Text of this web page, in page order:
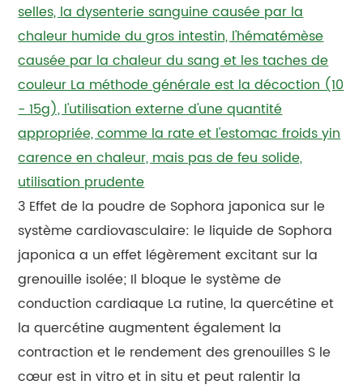
selles, la dysenterie sanguine causée par la
chaleur humide du gros intestin, l'hématémèse
causée par la chaleur du sang et les taches de
couleur La méthode générale est la décoction (10
- 15g), l'utilisation externe d'une quantité
appropriée, comme la rate et l'estomac froids yin
carence en chaleur, mais pas de feu solide,
utilisation prudente
3 Effet de la poudre de Sophora japonica sur le
système cardiovasculaire: le liquide de Sophora
japonica a un effet légèrement excitant sur la
grenouille isolée; Il bloque le système de
conduction cardiaque La rutine, la quercétine et
la quercétine augmentent également la
contraction et le rendement des grenouilles S le
cœur est in vitro et in situ et peut ralentir la